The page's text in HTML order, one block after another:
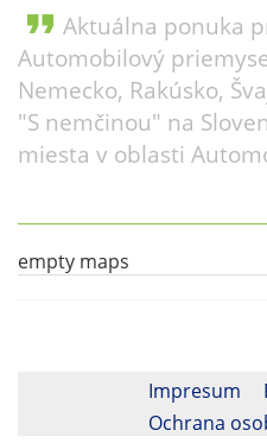
format_quote Aktuálna ponuka
Automobilový
Nemecko, Rakúsko,
"S nemčinou" na
miesta v oblasti
empty maps
Impresum
Ochrana